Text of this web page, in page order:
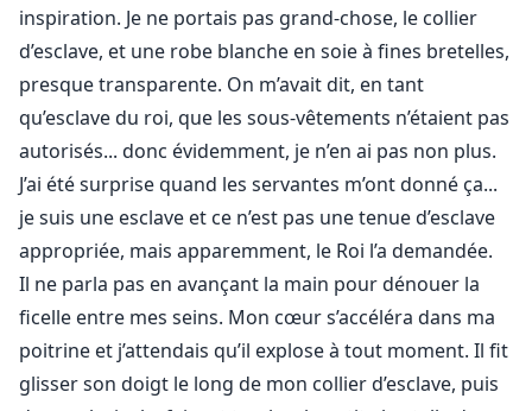
inspiration. Je ne portais pas grand-chose, le collier
d’esclave, et une robe blanche en soie à fines bretelles,
presque transparente. On m’avait dit, en tant
qu’esclave du roi, que les sous-vêtements n’étaient pas
autorisés... donc évidemment, je n’en ai pas non plus.
J’ai été surprise quand les servantes m’ont donné ça...
je suis une esclave et ce n’est pas une tenue d’esclave
appropriée, mais apparemment, le Roi l’a demandée.
Il ne parla pas en avançant la main pour dénouer la
ficelle entre mes seins. Mon cœur s’accéléra dans ma
poitrine et j’attendais qu’il explose à tout moment. Il fit
glisser son doigt le long de mon collier d’esclave, puis